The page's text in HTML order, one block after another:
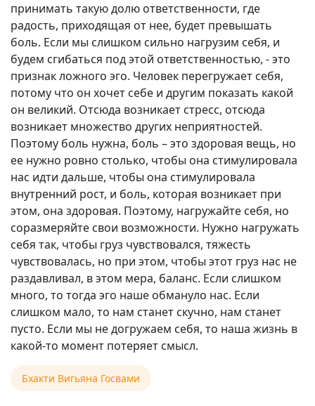
принимать такую долю ответственности, где
радость, приходящая от нее, будет превышать
боль. Если мы слишком сильно нагрузим себя, и
будем сгибаться под этой ответственностью, - это
признак ложного эго. Человек перегружает себя,
потому что он хочет себе и другим показать какой
он великий. Отсюда возникает стресс, отсюда
возникает множество других неприятностей.
Поэтому боль нужна, боль – это здоровая вещь, но
ее нужно ровно столько, чтобы она стимулировала
нас идти дальше, чтобы она стимулировала
внутренний рост, и боль, которая возникает при
этом, она здоровая. Поэтому, нагружайте себя, но
соразмеряйте свои возможности. Нужно нагружать
себя так, чтобы груз чувствовался, тяжесть
чувствовалась, но при этом, чтобы этот груз нас не
раздавливал, в этом мера, баланс. Если слишком
много, то тогда эго наше обмануло нас. Если
слишком мало, то нам станет скучно, нам станет
пусто. Если мы не догружаем себя, то наша жизнь в
какой-то момент потеряет смысл.
Бхакти Вигьяна Госвами